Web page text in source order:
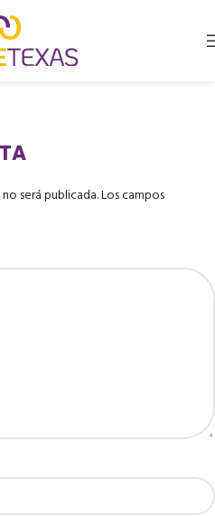
será publicada.Los campos